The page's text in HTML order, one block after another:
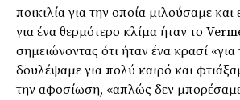
ποικιλία για την οποία μιλούσαμε και
για ένα θερμότερο κλίμα ήταν το
σημειώνοντας ότι ήταν ένα κρασί «για
δουλέψαμε για πολύ καιρό και
την αφοσίωση, «απλώς δεν